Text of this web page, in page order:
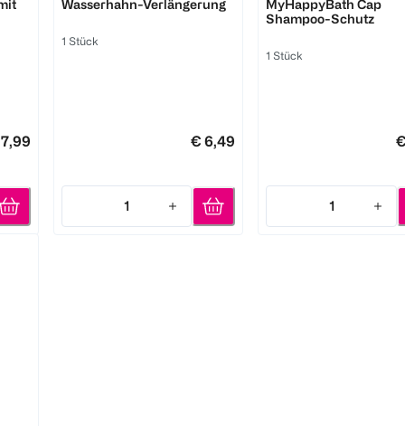
Wasserhahn-Verlängerung
1 Stück
€ 6,49
1
Quantity: 1
MyHappyBath Cap
Shampoo-Schutz
1 Stück
1
Quantity: 1